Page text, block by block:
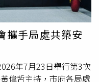
至9％甚至12％，並要
工退休保障。全國產業
貧富差距擴大，已呈現
繳責任，建議可逐年
退休保障。全國金融
，勞退新制22年未調
元也已11年未修正，
攜手局處共築安
年7月23日舉行第3次
偉哲主持，市府各局處